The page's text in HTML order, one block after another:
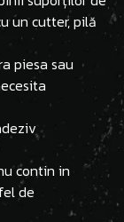
un cutter, pilă
piesa sau
contin in
de